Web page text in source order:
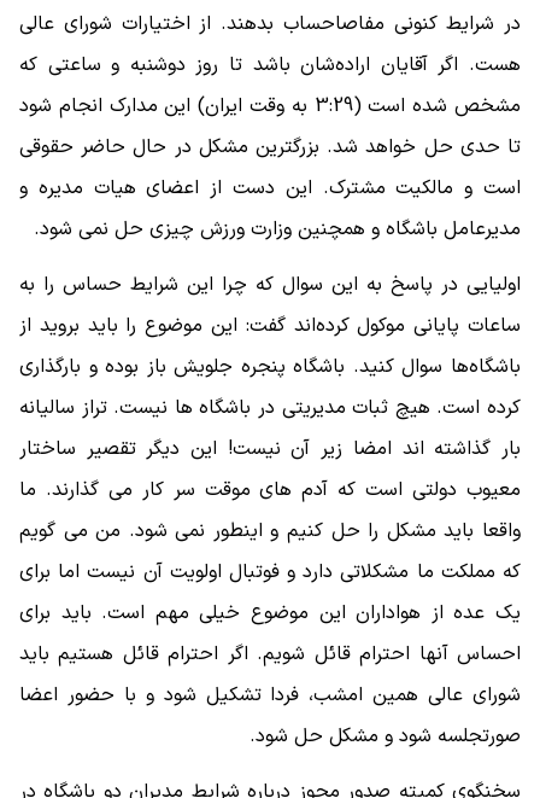
در شرایط کنونی مفاصاحساب بدهند. از اختیارات شورای عالی
هست. اگر آقایان اراده‌شان باشد تا روز دوشنبه و ساعتی که
مشخص شده است (3:29 به وقت ایران) این مدارک انجام شود
تا حدی حل خواهد شد. بزرگترین مشکل در حال حاضر حقوقی
است و مالکیت مشترک. این دست از اعضای هیات مدیره و
مدیرعامل باشگاه و همچنین وزارت ورزش چیزی حل نمی شود.
اولیایی در پاسخ به این سوال که چرا این شرایط حساس را به
ساعات پایانی موکول کرده‌اند گفت: این موضوع را باید بروید از
باشگاه‌ها سوال کنید. باشگاه پنجره جلویش باز بوده و بارگذاری
کرده است. هیچ ثبات مدیریتی در باشگاه ها نیست. تراز سالیانه
بار گذاشته اند امضا زیر آن نیست! این دیگر تقصیر ساختار
معیوب دولتی است که آدم های موقت سر کار می گذارند. ما
واقعا باید مشکل را حل کنیم و اینطور نمی شود. من می گویم
که مملکت ما مشکلاتی دارد و فوتبال اولویت آن نیست اما برای
یک عده از هواداران این موضوع خیلی مهم است. باید برای
احساس آنها احترام قائل شویم. اگر احترام قائل هستیم باید
شورای عالی همین امشب، فردا تشکیل شود و با حضور اعضا
صورتجلسه شود و مشکل حل شود.